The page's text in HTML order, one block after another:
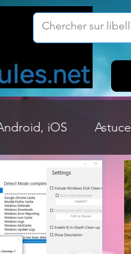
iOS
Graphisme